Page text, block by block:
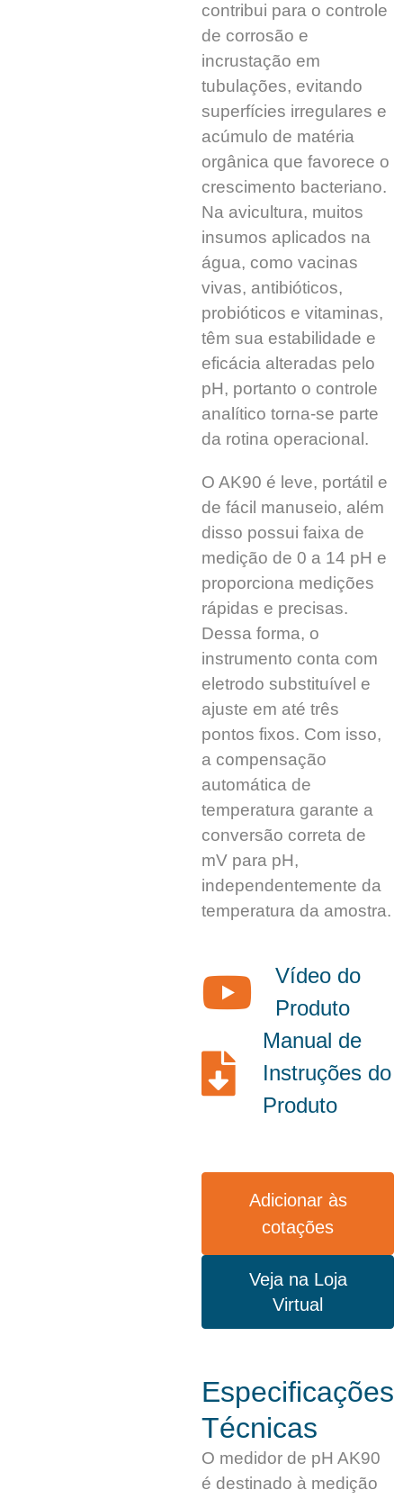
contribui para o controle
de corrosão e
incrustação em
tubulações, evitando
superfícies irregulares e
acúmulo de matéria
orgânica que favorece o
crescimento bacteriano.
Na avicultura, muitos
insumos aplicados na
água, como vacinas
vivas, antibióticos,
probióticos e vitaminas,
têm sua estabilidade e
eficácia alteradas pelo
pH, portanto o controle
analítico torna-se parte
da rotina operacional.
O AK90 é leve, portátil e
de fácil manuseio, além
disso possui faixa de
medição de 0 a 14 pH e
proporciona medições
rápidas e precisas.
Dessa forma, o
instrumento conta com
eletrodo substituível e
ajuste em até três
pontos fixos. Com isso,
a compensação
automática de
temperatura garante a
conversão correta de
mV para pH,
independentemente da
temperatura da amostra.
Vídeo do
Produto
Manual de
Instruções do
Produto
Adicionar às
cotações
Veja na Loja
Virtual
Especificações
Técnicas
O medidor de pH AK90
é destinado à medição